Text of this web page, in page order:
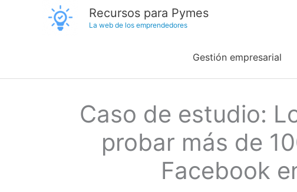
Recursos para Pymes
La web de los emprendedores
Gestión empresarial
Caso de estudio:
probar más de
Facebook